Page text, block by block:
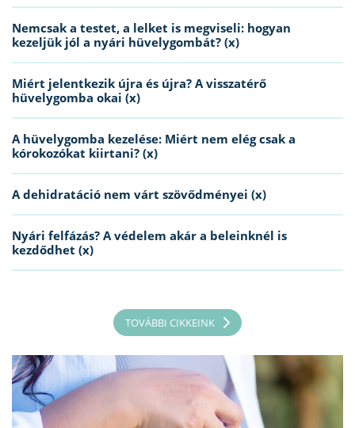
Nemcsak a testet, a lelket is megviseli: hogyan
kezeljük jól a nyári hüvelygombát? (x)
Miért jelentkezik újra és újra? A visszatérő
hüvelygomba okai (x)
A hüvelygomba kezelése: Miért nem elég csak a
kórokozókat kiirtani? (x)
A dehidratáció nem várt szövődményei (x)
Nyári felfázás? A védelem akár a beleinknél is
kezdődhet (x)
TOVÁBBI CIKKEINK